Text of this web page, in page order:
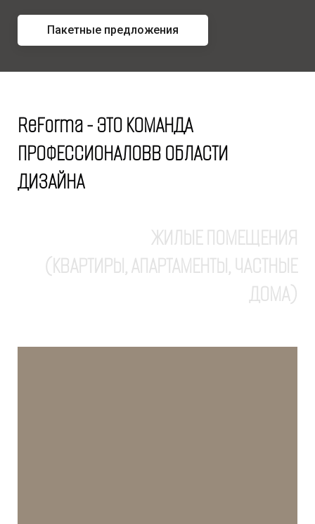
Пакетные предложения
ReForma - ЭТО КОМАНДА
ПРОФЕССИОНАЛОВВ ОБЛАСТИ
ДИЗАЙНА
ЖИЛЫЕ ПОМЕЩЕНИЯ
(КВАРТИРЫ, АПАРТАМЕНТЫ, ЧАСТНЫЕ
ДОМА)